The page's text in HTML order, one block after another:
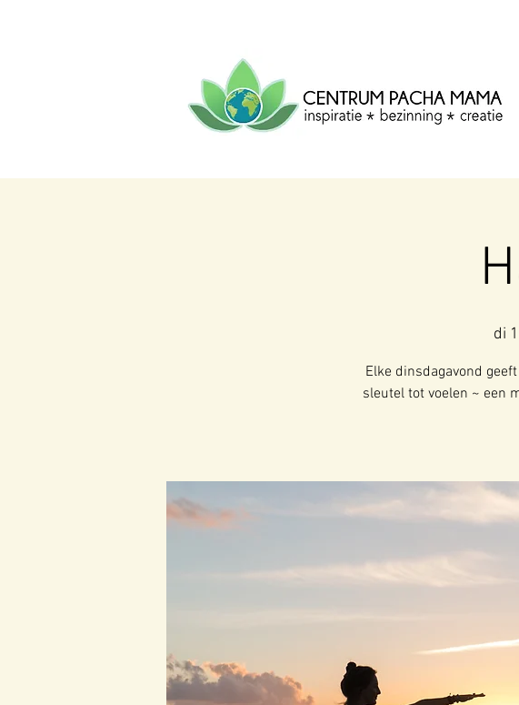
CENTRUM
PACHA
MAMA Centrum voor inspiratie, bezinning &
creatie.
di
Elke dinsdagavond
sleutel tot voelen ~ een